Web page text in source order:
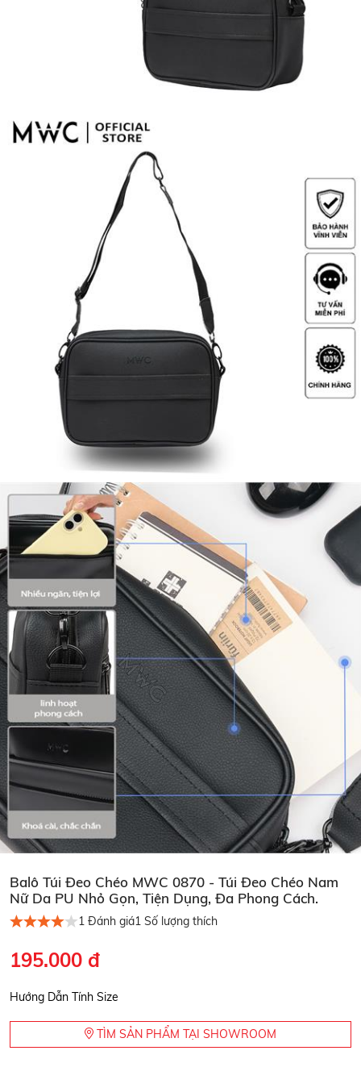
Balô Túi Đeo Chéo MWC 0870 - Túi Đeo Chéo Nam
Nữ Da PU Nhỏ Gọn, Tiện Dụng, Đa Phong Cách.
1 Đánh giá1 Số lượng thích
195.000 đ
Hướng Dẫn Tính Size
TÌM SẢN PHẨM TẠI SHOWROOM